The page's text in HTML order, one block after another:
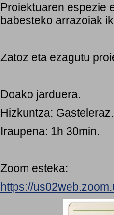
Proiektuaren espezie
babesteko arrazoiak
Zatoz eta ezagutu
Doako jarduera.
Hizkuntza: Gasteleraz.
Iraupena: 1h 30min.
Zoom esteka:
https://